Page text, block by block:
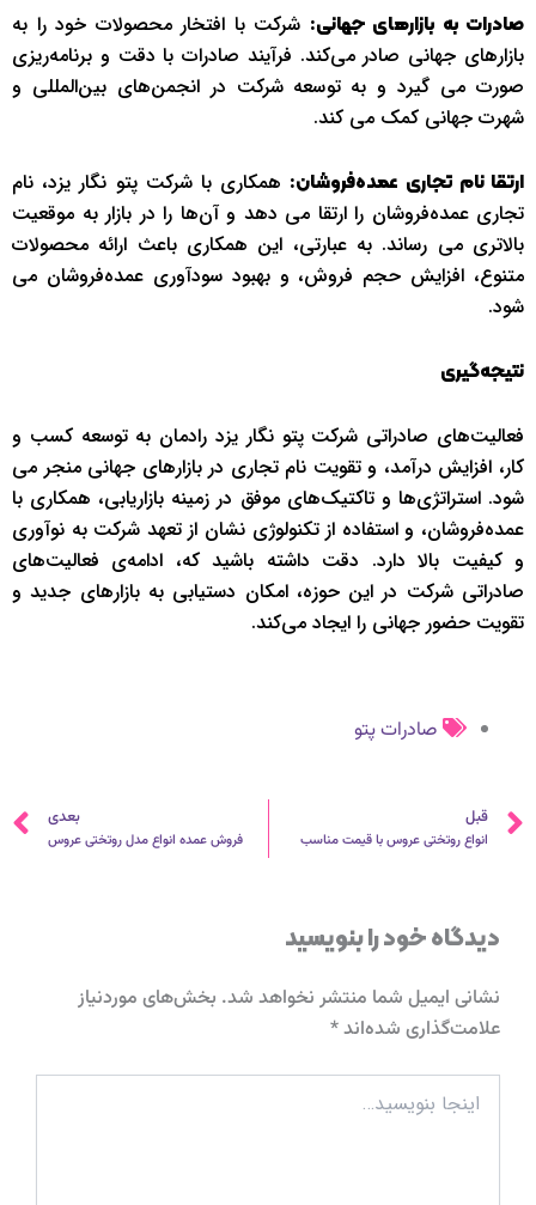
صادرات به بازارهای جهانی: شرکت با افتخار محصولات خود را به
بازارهای جهانی صادر می‌کند. فرآیند صادرات با دقت و برنامه‌ریزی
صورت می گیرد و به توسعه شرکت در انجمن‌های بین‌المللی و
شهرت جهانی کمک می کند.
ارتقا نام تجاری عمده‌فروشان: همکاری با شرکت پتو نگار یزد، نام
تجاری عمده‌فروشان را ارتقا می دهد و آن‌ها را در بازار به موقعیت
بالاتری می رساند. به عبارتی، این همکاری باعث ارائه محصولات
متنوع، افزایش حجم فروش، و بهبود سودآوری عمده‌فروشان می
شود.
نتیجه‌گیری
فعالیت‌های صادراتی شرکت پتو نگار یزد رادمان به توسعه کسب و
کار، افزایش درآمد، و تقویت نام تجاری در بازارهای جهانی منجر می
شود. استراتژی‌ها و تاکتیک‌های موفق در زمینه بازاریابی، همکاری با
عمده‌فروشان، و استفاده از تکنولوژی نشان از تعهد شرکت به نوآوری
و کیفیت بالا دارد. دقت داشته باشید که، ادامه‌ی فعالیت‌های
صادراتی شرکت در این حوزه، امکان دستیابی به بازارهای جدید و
تقویت حضور جهانی را ایجاد می‌کند.
صادرات پتو
قبلی
قبل
انواع روتختی عروس با قیمت مناسب
بعدی
فروش عمده انواع مدل روتختی عروس
دیدگاه‌ خود را بنویسید
نشانی ایمیل شما منتشر نخواهد شد. بخش‌های موردنیاز
علامت‌گذاری شده‌اند*
بنویسید…